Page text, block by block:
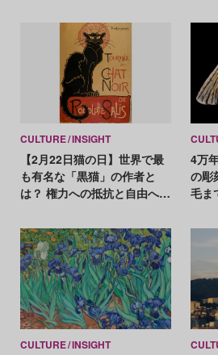
CULTURE INSIGHT
【2月22日猫の日】世界で最
も有名な「黒猫」の作者と
は？ 権力への抵抗と自由への
ラン
4万
の彫
毛ま
CULTURE INSIGHT